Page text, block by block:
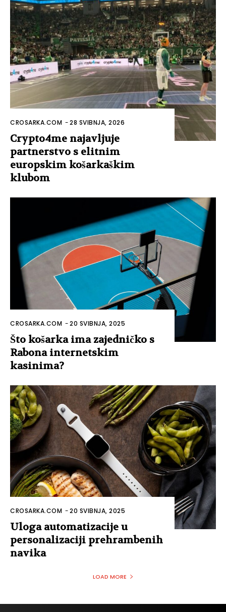
CROSARKA.COM -28 SVIBNJA, 2026
Crypto4me najavljuje
partnerstvo s elitnim
europskim košarkaškim
klubom
CROSARKA.COM -20 SVIBNJA, 2025
Što košarka ima zajedničko s
Rabona internetskim
kasinima?
CROSARKA.COM -20 SVIBNJA, 2025
Uloga automatizacije u
personalizaciji prehrambenih
navika
LOAD MORE